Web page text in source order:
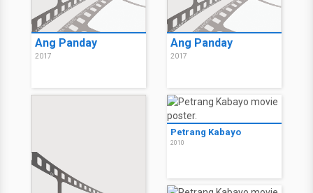
Ang Panday
2017
Ang Panday
2017
Petrang Kabayo
2010